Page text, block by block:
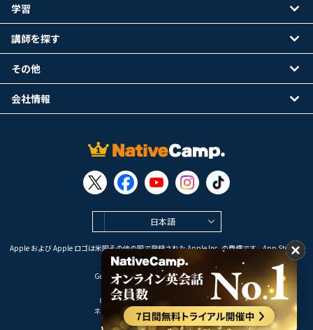
日本語
Apple および Apple ロゴは米国その他の国で登録された Apple Inc. の商標です。App Store は
Apple Inc. のサービスマークです。
Google Play は Google LLC の商標です。
Copyright © 2026 オンライン英会話
ネイティブキャンプ All Rights Reserved.
学習
講師を探す
その他
会社情報